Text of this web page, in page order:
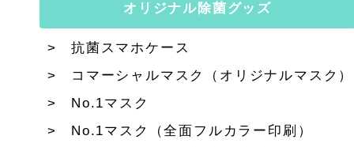
オリジナル除菌グッズ
抗菌スマホケース
コマーシャルマスク（オリジナルマスク）
No.1マスク
No.1マスク（全面フルカラー印刷）